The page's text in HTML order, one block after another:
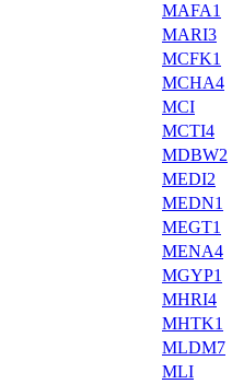
MAFA1
MARI3
MCFK1
MCHA4
MCI
MCTI4
MDBW2
MEDI2
MEDN1
MEGT1
MENA4
MGYP1
MHRI4
MHTK1
MLDM7
MLI